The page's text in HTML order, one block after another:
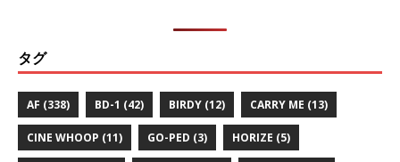
タグ
AF (338) BD-1 (42) BIRDY (12) CARRY ME (13)
CINE WHOOP (11) GO-PED (3) HORIZE (5)